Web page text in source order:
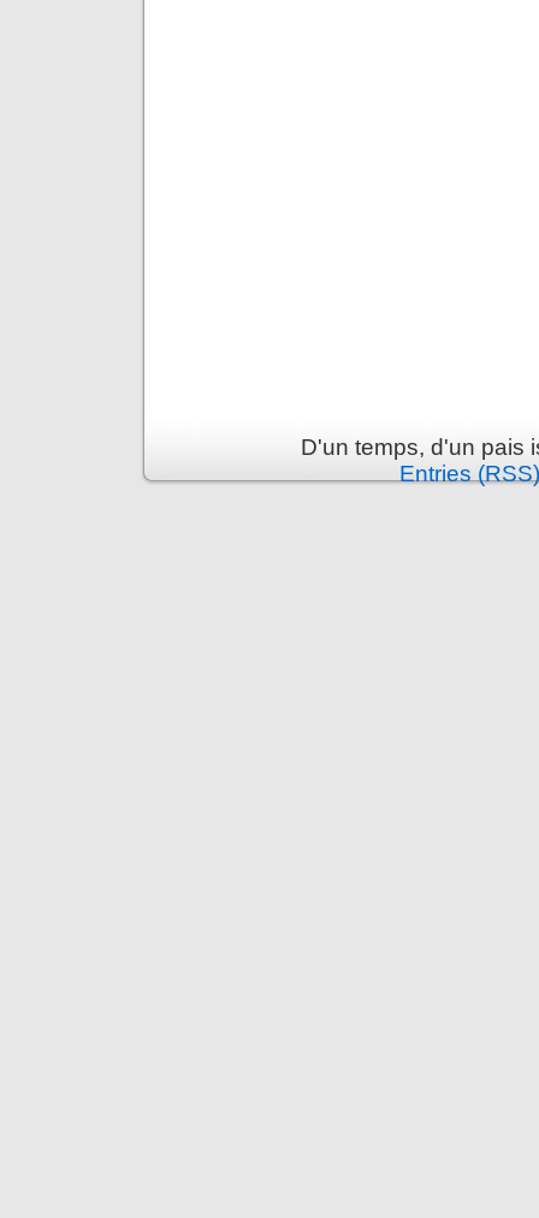
D'un temps, d'un pais
Entries (RSS)